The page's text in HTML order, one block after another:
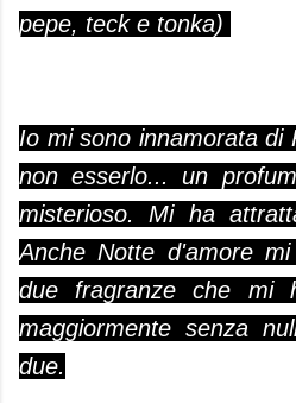
pepe, teck e tonka)
Io mi sono innamorata di
non esserlo... un
misterioso. Mi ha
Anche Notte d'amore
due fragranze che mi
maggiormente senza
due.